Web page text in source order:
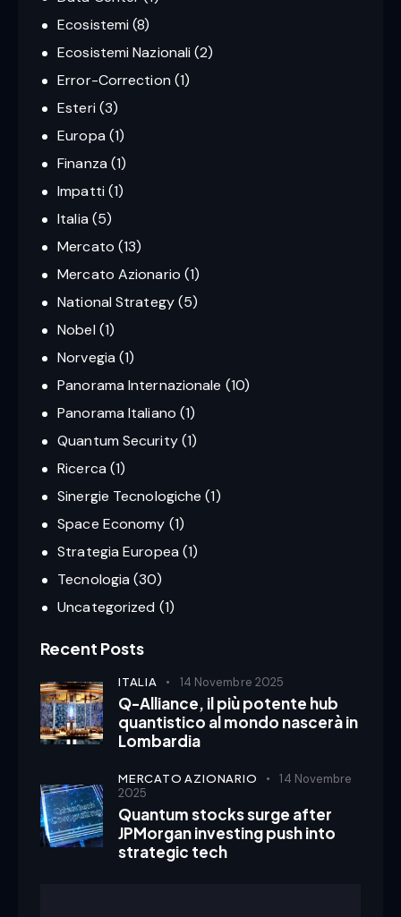
Ecosistemi (8)
Ecosistemi Nazionali (2)
Error-Correction (1)
Esteri (3)
Europa (1)
Finanza (1)
Impatti (1)
Italia (5)
Mercato (13)
Mercato Azionario (1)
National Strategy(5)
Nobel (1)
Norvegia (1)
Panorama Internazionale (10)
Panorama Italiano (1)
Quantum Security(1)
Ricerca (1)
Sinergie Tecnologiche (1)
Space Economy (1)
Strategia Europea (1)
Tecnologia (30)
Uncategorized (1)
Recent Posts
ITALIA 14 Novembre 2025
Q-Alliance, il più potente hub
quantistico al mondo nascerà in
Lombardia
MERCATO AZIONARIO
14 Novembre
2025
Quantum stocks surge after
JPMorgan investing push into
strategic tech